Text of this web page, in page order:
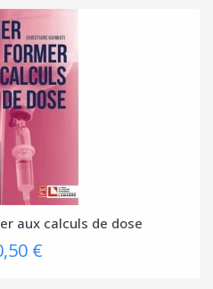
aux calculs de dose
€